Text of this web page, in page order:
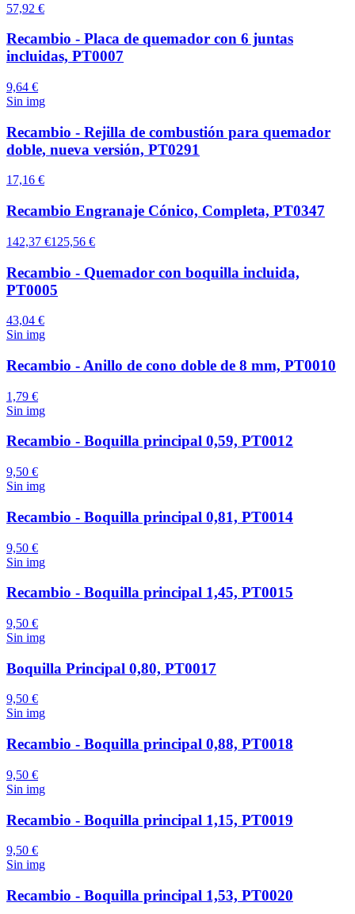
57,92 €
Recambio - Placa de quemador con 6 juntas
incluidas, PT0007
9,64 €
Sin img
Recambio - Rejilla de combustión para quemador
doble, nueva versión, PT0291
17,16 €
Recambio Engranaje Cónico, Completa, PT0347
142,37 €125,56 €
Recambio - Quemador con boquilla incluida,
PT0005
43,04 €
Sin img
Recambio - Anillo de cono doble de 8 mm, PT0010
1,79 €
Sin img
Recambio - Boquilla principal 0,59, PT0012
9,50 €
Sin img
Recambio - Boquilla principal 0,81, PT0014
9,50 €
Sin img
Recambio - Boquilla principal 1,45, PT0015
9,50 €
Sin img
Boquilla Principal 0,80, PT0017
9,50 €
Sin img
Recambio - Boquilla principal 0,88, PT0018
9,50 €
Sin img
Recambio - Boquilla principal 1,15, PT0019
9,50 €
Sin img
Recambio - Boquilla principal 1,53, PT0020